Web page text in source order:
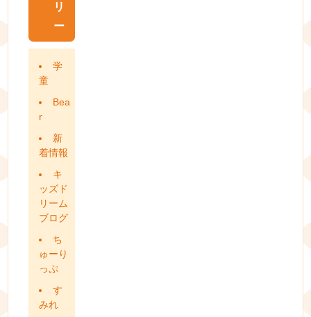
リ
ー
学
童
Bea
r
新
着情報
キ
ッズド
リーム
ブログ
ち
ゅーり
っぷ
す
みれ